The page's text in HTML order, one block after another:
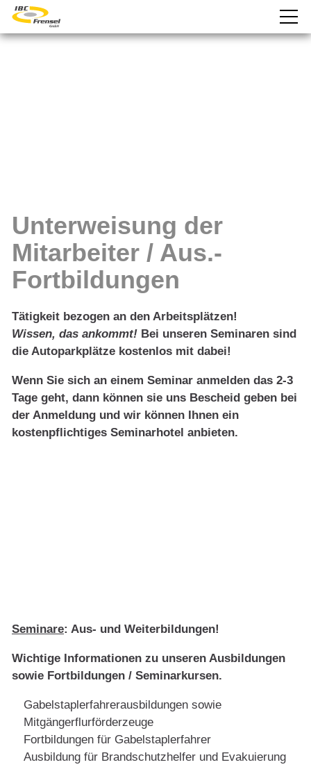
Unterweisung der
Mitarbeiter / Aus.-
Fortbildungen
Tätigkeit bezogen an den Arbeitsplätzen!
Wissen, das ankommt! Bei unseren Seminaren sind
die Autoparkplätze kostenlos mit dabei!
Wenn Sie sich an einem Seminar anmelden das 2-3
Tage geht, dann können sie uns Bescheid geben bei
der Anmeldung und wir können Ihnen ein
kostenpflichtiges Seminarhotel anbieten.
Seminare: Aus- und Weiterbildungen!
Wichtige Informationen zu unseren Ausbildungen
sowie Fortbildungen / Seminarkursen.
Gabelstaplerfahrerausbildungen sowie
Mitgängerflurförderzeuge
Fortbildungen für Gabelstaplerfahrer
Ausbildung für Brandschutzhelfer und Evakuierung